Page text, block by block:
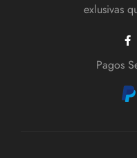
exlusivas
Pagos